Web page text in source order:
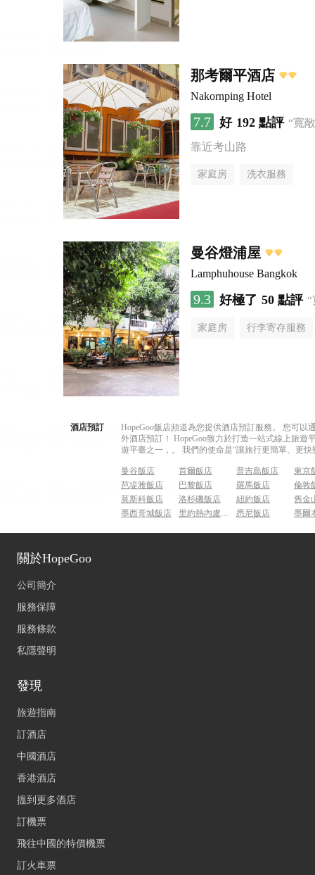
那考爾平酒店
Nakornping Hotel
7.7 好 192 點評 “寬
靠近考山路
家庭房 洗衣服務
曼谷燈浦屋
Lamphuhouse Bangkok
9.3 好極了 50 點評
家庭房 行李寄存服務
酒店預訂
HopeGoo飯店頻道為您提供酒店預訂服務。 您可
外酒店預訂！ HopeGoo致力於打造一站式線上旅
遊平臺之一，。 我們的使命是“讓旅行更簡單、更
曼谷飯店 首爾飯店 普吉島飯店
東京
芭堤雅飯店
巴黎飯店 羅馬飯店
倫敦
莫斯科飯店
洛杉磯飯店 紐約飯店
舊金
墨西哥城飯店
里約熱內盧飯店 悉尼飯店 墨爾
關於HopeGoo
公司簡介
服務保障
服務條款
私隱聲明
發現
旅遊指南
訂酒店
中國酒店
香港酒店
搵到更多酒店
訂機票
飛往中國的特價機票
訂火車票